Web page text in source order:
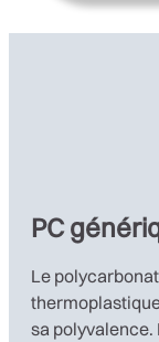
PC
Le
sa polyvalence.